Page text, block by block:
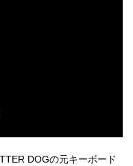
DOGの元キーボード